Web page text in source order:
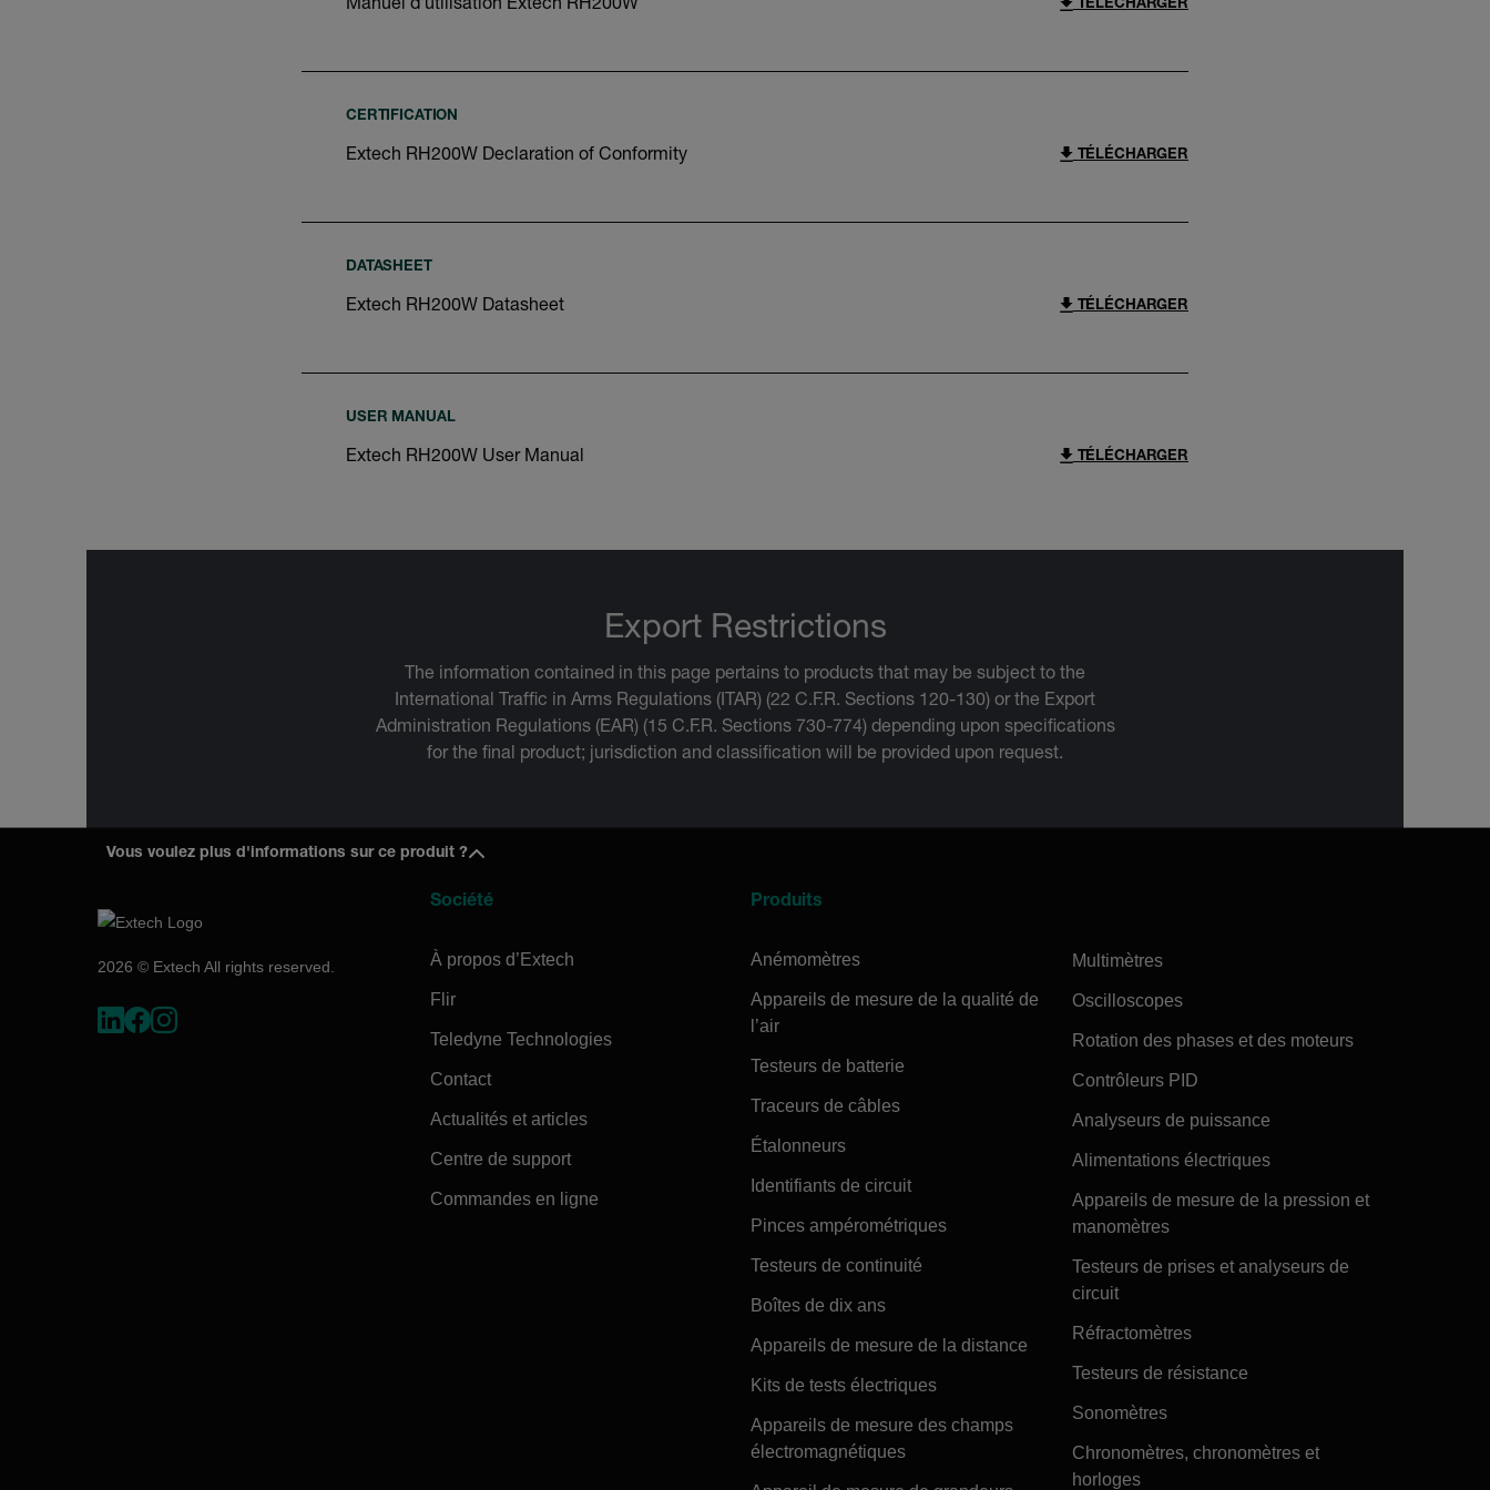
Manuel d'utilisation Extech RH200W TÉLÉCHARGER
CERTIFICATION
Extech RH200W Declaration of Conformity TÉLÉCHARGER
DATASHEET
Extech RH200W Datasheet TÉLÉCHARGER
USER MANUAL
Extech RH200W User Manual TÉLÉCHARGER
Export Restrictions
The information contained in this page pertains to products that may be subject to the
International Traffic in Arms Regulations (ITAR) (22 C.F.R. Sections 120-130) or the Export
Administration Regulations (EAR) (15 C.F.R. Sections 730-774) depending upon specifications
for the final product; jurisdiction and classification will be provided upon request.
Vous voulez plus d'informations sur ce produit ?
2026 © Extech All rights reserved.
Société
À propos d’Extech
Flir
Teledyne Technologies
Contact
Actualités et articles
Centre de support
Commandes en ligne
Produits
Anémomètres
Appareils de mesure de la qualité de
l’air
Testeurs de batterie
Traceurs de câbles
Étalonneurs
Identifiants de circuit
Pinces ampérométriques
Testeurs de continuité
Boîtes de dix ans
Appareils de mesure de la distance
Kits de tests électriques
Appareils de mesure des champs
électromagnétiques
Multimètres
Oscilloscopes
Rotation des phases et des moteurs
Contrôleurs PID
Analyseurs de puissance
Alimentations électriques
Appareils de mesure de la pression et
manomètres
Testeurs de prises et analyseurs de
circuit
Réfractomètres
Testeurs de résistance
Sonomètres
Chronomètres, chronomètres et
horloges